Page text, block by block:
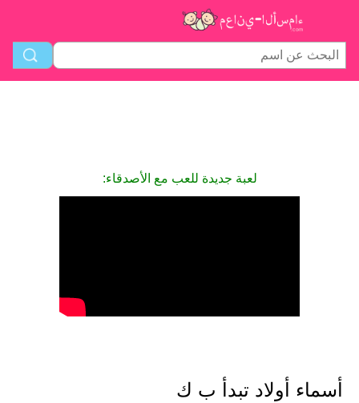
لعبة جديدة للعب مع الأصدقاء:
أسماء أولاد تبدأ ب ك